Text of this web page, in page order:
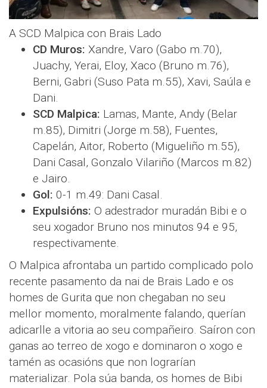
A SCD Malpica con Brais Lado
CD Muros: Xandre, Varo (Gabo m.70),
Juachy, Yerai, Eloy, Xaco (Bruno m.76),
Berni, Gabri (Suso Pata m.55), Xavi, Saúla e
Dani.
SCD Malpica: Lamas, Mante, Andy (Belar
m.85), Dimitri (Jorge m.58), Fuentes,
Capelán, Aitor, Roberto (Migueliño m.55),
Dani Casal, Gonzalo Vilariño (Marcos m.82)
e Jairo.
Gol: 0-1 m.49: Dani Casal.
Expulsións: O adestrador muradán Bibi e o
seu xogador Bruno nos minutos 94 e 95,
respectivamente.
O Malpica afrontaba un partido complicado polo
recente pasamento da nai de Brais Lado e os
homes de Gurita que non chegaban no seu
mellor momento, moralmente falando, querían
adicarlle a vitoria ao seu compañeiro. Saíron con
ganas ao terreo de xogo e dominaron o xogo e
tamén as ocasións que non lograrían
materializar. Pola súa banda, os homes de Bibi